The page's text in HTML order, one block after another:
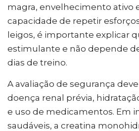
magra, envelhecimento ativo
capacidade de repetir
leigos, é importante explicar
estimulante e não depende
dias de treino.
A avaliação de segurança
doença renal prévia,
e uso de medicamentos. Em
saudáveis, a creatina